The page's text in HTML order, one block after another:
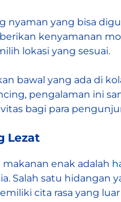
nyaman yang bisa
kenyamanan
lokasi yang sesuai.
bawal yang ada di
pengalaman ini
bagi para
Lezat
enak adalah
Salah satu hidangan
cita rasa yang luar